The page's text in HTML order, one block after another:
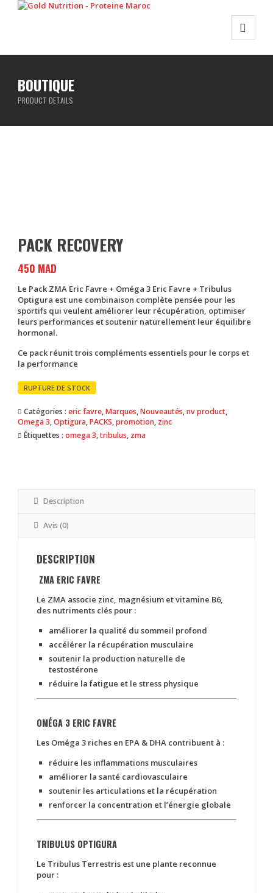
BOUTIQUE
PRODUCT DETAILS
PACK RECOVERY
450 MAD
Le Pack ZMA Eric Favre + Oméga 3 Eric Favre + Tribulus
Optigura est une combinaison complète pensée pour les
sportifs qui veulent améliorer leur récupération, optimiser
leurs performances et soutenir naturellement leur équilibre
hormonal.
Ce pack réunit trois compléments essentiels pour le corps et
la performance
RUPTURE DE STOCK
Catégories :eric favre,Marques,Nouveautés,nv product,
Omega 3,Optigura,PACKS,promotion, zinc
Étiquettes :omega 3,tribulus, zma
Description
Avis (0)
DESCRIPTION
ZMA ERIC FAVRE
Le ZMA associe zinc, magnésium et vitamine B6,
des nutriments clés pour :
améliorer la qualité du sommeil profond
accélérer la récupération musculaire
soutenir la production naturelle de
testostérone
réduire la fatigue et le stress physique
OMÉGA 3 ERIC FAVRE
Les Oméga 3 riches en EPA & DHA contribuent à :
réduire les inflammations musculaires
améliorer la santé cardiovasculaire
soutenir les articulations et la récupération
renforcer la concentration et l’énergie globale
TRIBULUS OPTIGURA
Le Tribulus Terrestris est une plante reconnue
pour :